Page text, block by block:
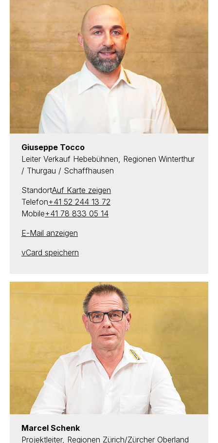
Giuseppe Tocco
Leiter Verkauf Hebebühnen, Regionen Winterthur
/ Thurgau / Schaffhausen
StandortAuf Karte zeigen
Telefon+41 52 244 13 72
Mobile+41 78 833 05 14
E-Mail anzeigen
vCard speichern
Marcel Schenk
Projektleiter, Regionen Zürich/Zürcher Oberland